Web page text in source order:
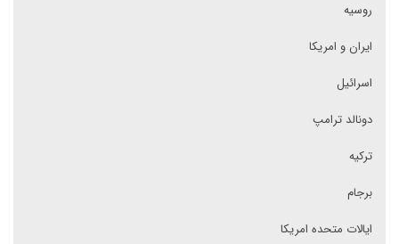
روسیه
ایران و امریکا
اسرائیل
دونالد ترامپ
ترکیه
برجام
ایالات متحده امریکا